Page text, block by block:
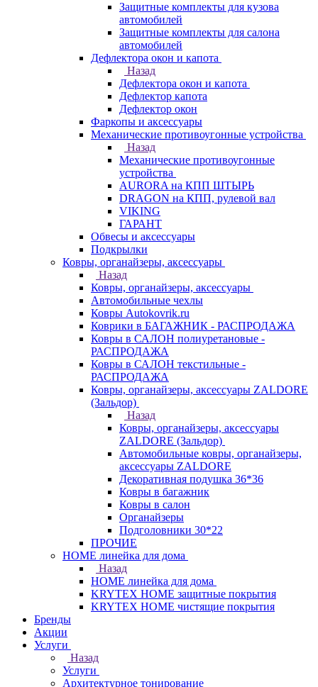
Защитные комплекты для кузова
автомобилей
Защитные комплекты для салона
автомобилей
Дефлектора окон и капота
Назад
Дефлектора окон и капота
Дефлектор капота
Дефлектор окон
Фаркопы и аксессуары
Механические противоугонные устройства
Назад
Механические противоугонные
устройства
AURORA на КПП ШТЫРЬ
DRAGON на КПП, рулевой вал
VIKING
ГАРАНТ
Обвесы и аксессуары
Подкрылки
Ковры, органайзеры, аксессуары
Назад
Ковры, органайзеры, аксессуары
Автомобильные чехлы
Ковры Autokovrik.ru
Коврики в БАГАЖНИК - РАСПРОДАЖА
Ковры в САЛОН полиуретановые -
РАСПРОДАЖА
Ковры в САЛОН текстильные -
РАСПРОДАЖА
Ковры, органайзеры, аксессуары ZALDORE
(Зальдор)
Назад
Ковры, органайзеры, аксессуары
ZALDORE (Зальдор)
Автомобильные ковры, органайзеры,
аксессуары ZALDORE
Декоративная подушка 36*36
Ковры в багажник
Ковры в салон
Органайзеры
Подголовники 30*22
ПРОЧИЕ
HOME линейка для дома
Назад
HOME линейка для дома
KRYTEX HOME защитные покрытия
KRYTEX HOME чистящие покрытия
Бренды
Акции
Услуги
Назад
Услуги
Архитектурное тонирование